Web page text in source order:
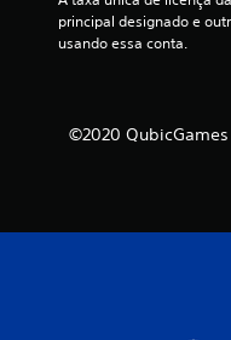
principal designado e
usando essa conta.
©2020 QubicGames